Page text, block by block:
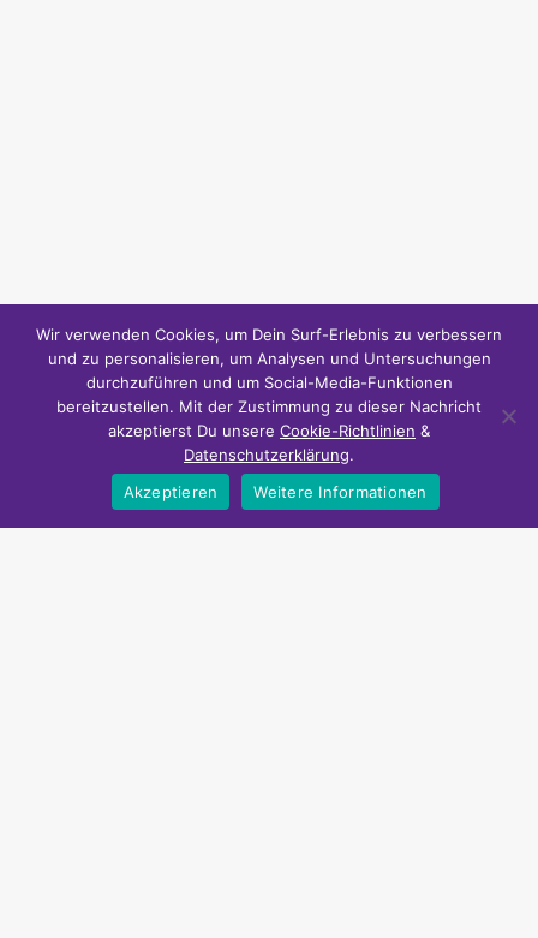
Wir verwenden Cookies, um Dein Surf-Erlebnis zu verbessern
und zu personalisieren, um Analysen und Untersuchungen
durchzuführen und um Social-Media-Funktionen
bereitzustellen. Mit der Zustimmung zu dieser Nachricht
akzeptierst Du unsere Cookie-Richtlinien &
Datenschutzerklärung.
Akzeptieren
Weitere Informationen